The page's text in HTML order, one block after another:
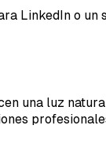
LinkedIn o
una luz